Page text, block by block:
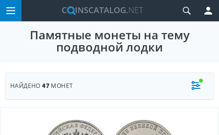
Памятные монеты на тему
подводной лодки
НАЙДЕНО47 МОНЕТ